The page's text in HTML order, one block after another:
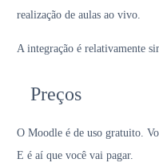
realização de aulas ao vivo.
A integração é relativamente
Preços
O Moodle é de uso gratuito.
E é aí que você vai pagar.